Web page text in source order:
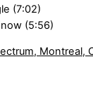
(7:02)
(5:56)
Montreal,